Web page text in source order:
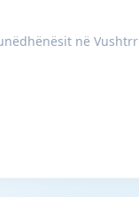
në